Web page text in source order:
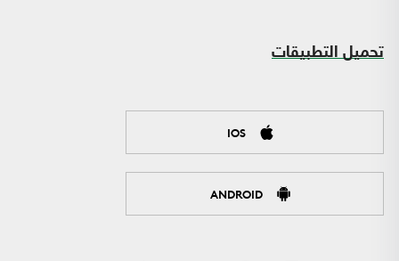
تحميل التطبيقات
IOS
ANDROID